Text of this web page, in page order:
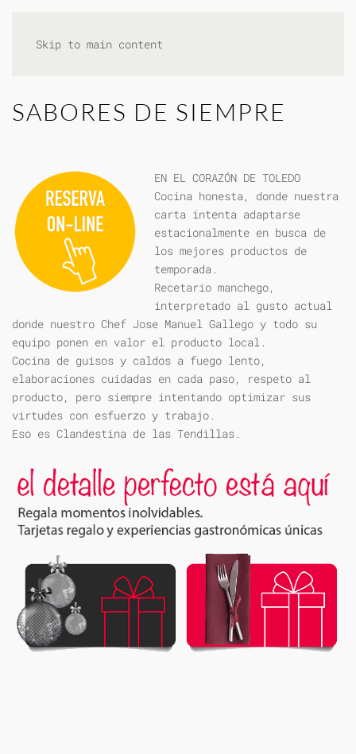
Skip to main content
SABORES DE SIEMPRE
EN EL CORAZÓN DE TOLEDO
Cocina honesta, donde nuestra
carta intenta adaptarse
estacionalmente en busca de
los mejores productos de
temporada.
Recetario manchego,
interpretado al gusto actual
donde nuestro Chef Jose Manuel Gallego y todo su
equipo ponen en valor el producto local.
Cocina de guisos y caldos a fuego lento,
elaboraciones cuidadas en cada paso, respeto al
producto, pero siempre intentando optimizar sus
virtudes con esfuerzo y trabajo.
Eso es Clandestina de las Tendillas.